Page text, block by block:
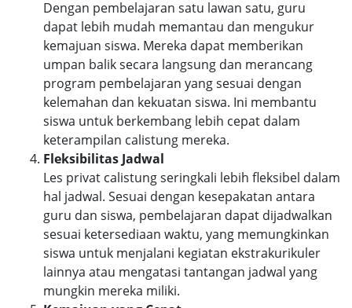
Dengan pembelajaran satu lawan satu, guru
dapat lebih mudah memantau dan mengukur
kemajuan siswa. Mereka dapat memberikan
umpan balik secara langsung dan merancang
program pembelajaran yang sesuai dengan
kelemahan dan kekuatan siswa. Ini membantu
siswa untuk berkembang lebih cepat dalam
keterampilan calistung mereka.
Fleksibilitas Jadwal
Les privat calistung seringkali lebih fleksibel dalam
hal jadwal. Sesuai dengan kesepakatan antara
guru dan siswa, pembelajaran dapat dijadwalkan
sesuai ketersediaan waktu, yang memungkinkan
siswa untuk menjalani kegiatan ekstrakurikuler
lainnya atau mengatasi tantangan jadwal yang
mungkin mereka miliki.